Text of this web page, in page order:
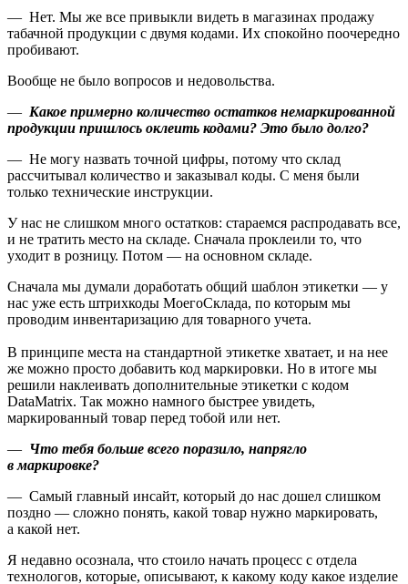
— Нет. Мы же все привыкли видеть в магазинах продажу
табачной продукции с двумя кодами. Их спокойно поочередно
пробивают.
Вообще не было вопросов и недовольства.
— Какое примерно количество остатков немаркированной
продукции пришлось оклеить кодами? Это было долго?
— Не могу назвать точной цифры, потому что склад
рассчитывал количество и заказывал коды. С меня были
только технические инструкции.
У нас не слишком много остатков: стараемся распродавать все,
и не тратить место на складе. Сначала проклеили то, что
уходит в розницу. Потом — на основном складе.
Сначала мы думали доработать общий шаблон этикетки — у
нас уже есть штрихкоды МоегоСклада, по которым мы
проводим инвентаризацию для товарного учета.
В принципе места на стандартной этикетке хватает, и на нее
же можно просто добавить код маркировки. Но в итоге мы
решили наклеивать дополнительные этикетки с кодом
DataMatrix. Так можно намного быстрее увидеть,
маркированный товар перед тобой или нет.
— Что тебя больше всего поразило, напрягло
в маркировке?
— Самый главный инсайт, который до нас дошел слишком
поздно — сложно понять, какой товар нужно маркировать,
а какой нет.
Я недавно осознала, что стоило начать процесс с отдела
технологов, которые, описывают, к какому коду какое изделие